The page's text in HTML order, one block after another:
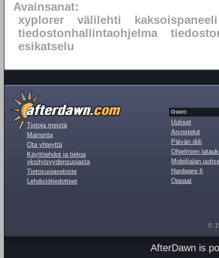
Avainsanat:
xyplorer
välilehti
kaksoispaneeli
tiedostonhallintaohjelma
esikatselu
Tietoja meistä
Mainonta
Ota yhteyttä
Käyttöehdot ja tietoa
yksityisyydensuojasta
Tietosuojaseloste
Lehdistötiedotteet
Osiot:
Uutiset
Arvostelut
Päivän diili
Ohjelmien
Mobiilialan
Hardware.fi
Oppaat
©
AfterDawn is